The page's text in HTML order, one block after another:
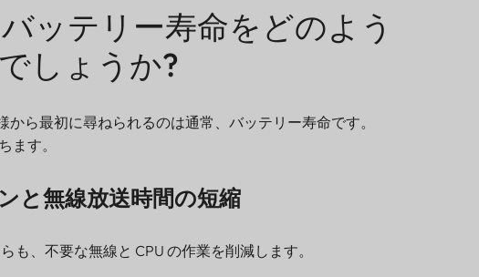
ッテリー寿命をどのよう
しょうか?
ら最初に尋ねられるのは通常、バッテリー寿命です。
ます。
と無線放送時間の短縮
も、不要な無線と CPU の作業を削減します。